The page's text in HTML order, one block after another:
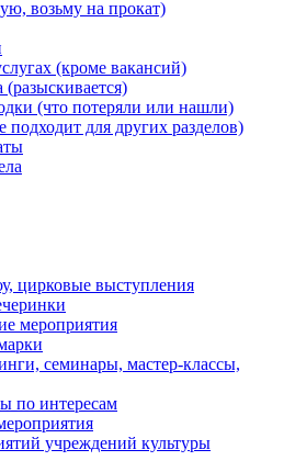
возьму на прокат)
(кроме вакансий)
(что потеряли или нашли)
подходит для других разделов)
цирковые выступления
мероприятия
семинары, мастер-классы,
по интересам
учреждений культуры